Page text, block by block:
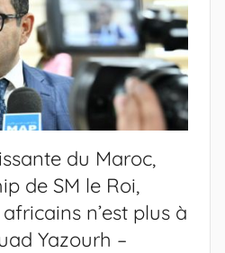
du Maroc,
de SM le Roi,
n’est plus à
Yazourh –